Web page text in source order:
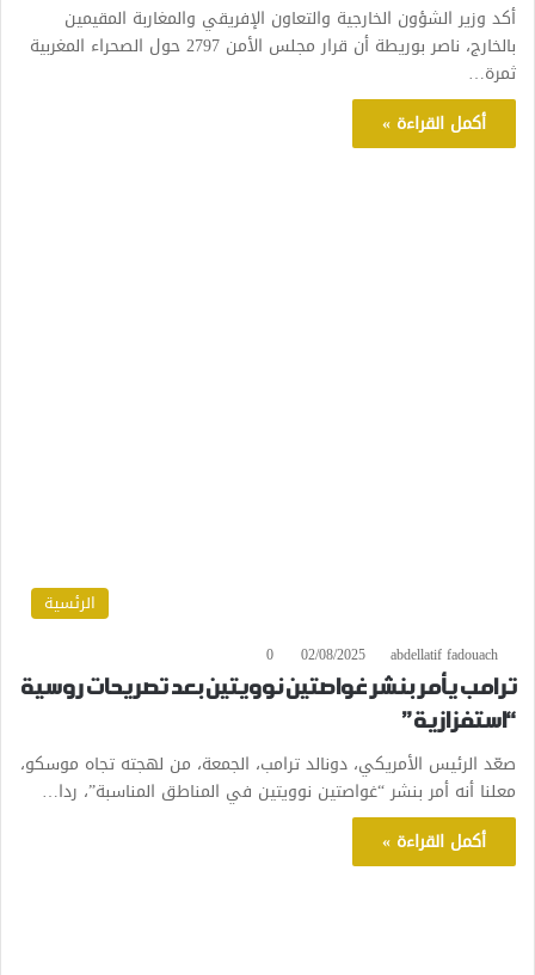
أكد وزير الشؤون الخارجية والتعاون الإفريقي والمغاربة المقيمين
بالخارج، ناصر بوريطة أن قرار مجلس الأمن 2797 حول الصحراء المغربية
ثمرة…
أكمل القراءة »
الرئسية
abdellatif fadouach
02/08/2025
0
ترامب يأمر بنشر غواصتين نوويتين بعد تصريحات روسية
“استفزازية”
صعّد الرئيس الأمريكي، دونالد ترامب، الجمعة، من لهجته تجاه موسكو،
معلنا أنه أمر بنشر “غواصتين نوويتين في المناطق المناسبة”، ردا…
أكمل القراءة »